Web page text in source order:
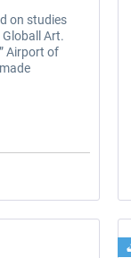
on studies
Art.
Airport of